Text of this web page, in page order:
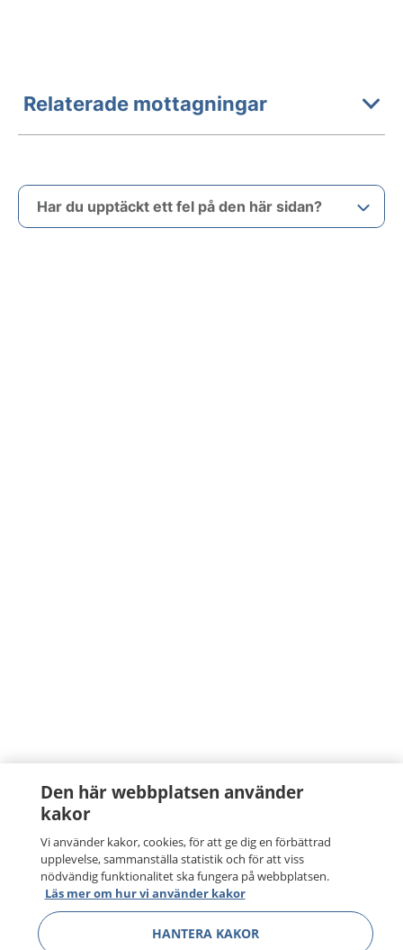
Relaterade mottagningar
Har du upptäckt ett fel på den här sidan?
Den här webbplatsen använder
kakor
Vi använder kakor, cookies, för att ge dig en förbättrad
upplevelse, sammanställa statistik och för att viss
nödvändig funktionalitet ska fungera på webbplatsen.
Läs mer om hur vi använder kakor
HANTERA KAKOR